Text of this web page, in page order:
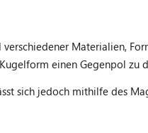
Materialien,
einen Gegenpol zu
sich jedoch mithilfe des